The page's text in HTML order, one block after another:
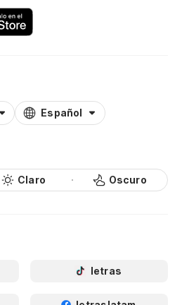
Español
Claro Oscuro
letras